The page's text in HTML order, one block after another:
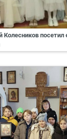
Колесников